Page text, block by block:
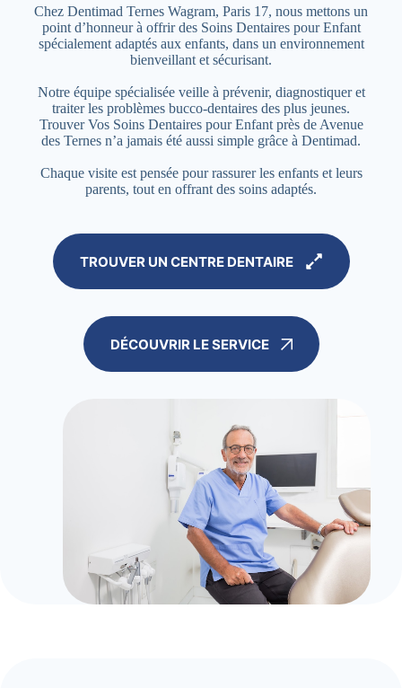
Chez Dentimad Ternes Wagram, Paris 17, nous mettons un
point d’honneur à offrir des Soins Dentaires pour Enfant
spécialement adaptés aux enfants, dans un environnement
bienveillant et sécurisant.
Notre équipe spécialisée veille à prévenir, diagnostiquer et
traiter les problèmes bucco-dentaires des plus jeunes.
Trouver Vos Soins Dentaires pour Enfant près de Avenue
des Ternes n’a jamais été aussi simple grâce à Dentimad.
Chaque visite est pensée pour rassurer les enfants et leurs
parents, tout en offrant des soins adaptés.
TROUVER UN CENTRE DENTAIRE
DÉCOUVRIR LE SERVICE